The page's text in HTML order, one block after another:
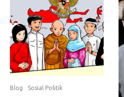
Blog Sosial Politik